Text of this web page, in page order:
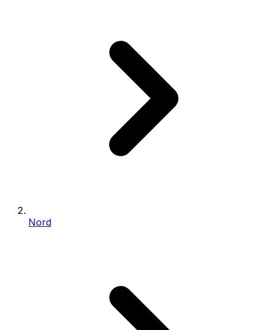
Nord